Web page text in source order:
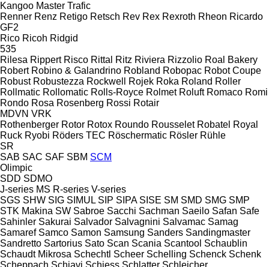
Kangoo Master Trafic
Renner Renz Retigo Retsch Rev Rex Rexroth Rheon Ricardo
GF2
Rico Ricoh Ridgid
535
Rilesa Rippert Risco Rittal Ritz Riviera Rizzolio Roal Bakery
Robert Robino & Galandrino Robland Robopac Robot Coupe
Robust Robustezza Rockwell Rojek Roka Roland Roller
Rollmatic Rollomatic Rolls-Royce Rolmet Roluft Romaco Romi
Rondo Rosa Rosenberg Rossi Rotair
MDVN VRK
Rothenberger Rotor Rotox Roundo Rousselet Robatel Royal
Ruck Ryobi Röders TEC Röschermatic Rösler Rühle
SR
SAB SAC SAF SBM SCM
Olimpic
SDD SDMO
J-series MS R-series V-series
SGS SHW SIG SIMUL SIP SIPA SISE SM SMD SMG SMP
STK Makina SW Sabroe Sacchi Sachman Saeilo Safan Safe
Sahinler Sakurai Salvador Salvagnini Salvamac Samag
Samaref Samco Samon Samsung Sanders Sandingmaster
Sandretto Sartorius Sato Scan Scania Scantool Schaublin
Schaudt Mikrosa Schechtl Scheer Schelling Schenck Schenk
Scheppach Schiavi Schiess Schlatter Schleicher